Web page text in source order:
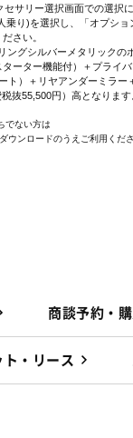
サリー選択画面での選択
り)を選択し、「オプショ
さい。
グシルバーメタリックの
ーター機能付）＋プライバ
）＋リヤアンダーミラー
抜55,500円）高となります
でない方は
ウンロードのうえご利用くださ
商談予約・
ト・リース